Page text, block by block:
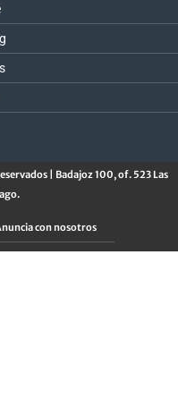
| Badajoz 100, of. 523 Las
con nosotros